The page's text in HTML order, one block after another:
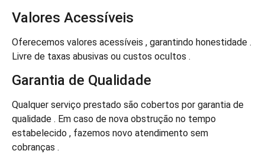
Valores Acessíveis
Oferecemos valores acessíveis , garantindo honestidade .
Livre de taxas abusivas ou custos ocultos .
Garantia de Qualidade
Qualquer serviço prestado são cobertos por garantia de
qualidade . Em caso de nova obstrução no tempo
estabelecido , fazemos novo atendimento sem
cobranças .